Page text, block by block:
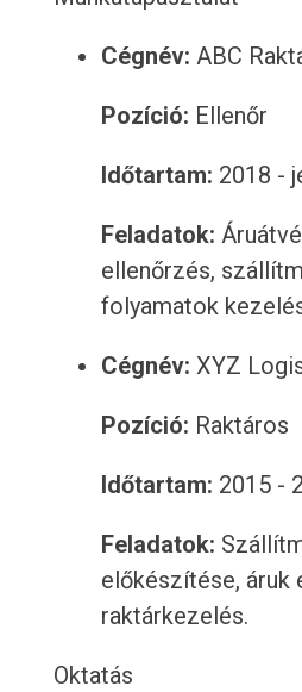
Cégnév: ABC
Pozíció: Ellenőr
Időtartam: 2018 -
Feladatok:
ellenőrzés,
folyamatok
Cégnév: XYZ
Pozíció: Raktáros
Időtartam: 2015 -
Feladatok:
előkészítése, áruk
raktárkezelés.
Oktatás